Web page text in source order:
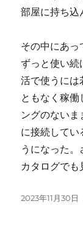
部屋に持ち込
その中にあ
ずっと使い続
活で使うには
ともなく稼働
ングのない
に接続してい
うになった。
カタログでも
投
2023年11月30日